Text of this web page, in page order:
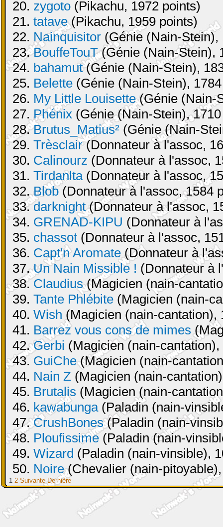
20. zygoto (Pikachu, 1972 points)
21. tatave(Pikachu, 1959 points)
22. Nainquisitor (Génie (Nain-Stein),
23.BouffeTouT(Génie (Nain-Stein),
24. bahamut(Génie (Nain-Stein),
25. Belette (Génie (Nain-Stein),
26. My Little Louisette(Génie (Nain-
27. Phénix (Génie (Nain-Stein),
28.Brutus_Matius² (Génie (Nain-
29. Trèsclair(Donnateur à l'assoc,
30. Calinourz (Donnateur à l'assoc,
31. Tirdanlta(Donnateur à l'assoc,
32.Blob (Donnateur à l'assoc, 1584
33.darknight(Donnateur à l'assoc,
34. GRENAD-KIPU (Donnateur à
35. chassot (Donnateur à l'assoc,
36. Capt'n Aromate(Donnateur à
37.Un Nain Missible ! (Donnateur à
38.Claudius(Magicien (nain-
39. Tante Phlébite (Magicien (nain-
40. Wish (Magicien (nain-cantation),
41. Barrez vous cons de mimes
42.Gerbi (Magicien (nain-
43. GuiChe(Magicien (nain-
44. Nain Z (Magicien (nain-
45. Brutalis (Magicien (nain-
46. kawabunga(Paladin (nain-
47.CrushBones(Paladin (nain-
48. Ploufissime (Paladin (nain-
49. Wizard (Paladin (nain-vinsible),
50. Noire(Chevalier (nain-
1 2 Suivante Dernière